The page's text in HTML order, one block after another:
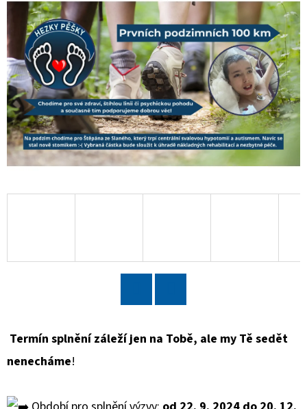
Termín splnění záleží jen na Tobě, ale my Tě sedět
nenecháme!
D
O
P
O
R
U
Č
U
E
S
WALKING
150